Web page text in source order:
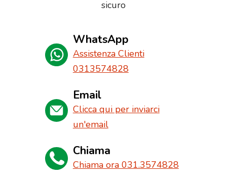
sicuro
WhatsApp
Assistenza Clienti
0313574828
Email
Clicca qui per inviarci
un'email
Chiama
Chiama ora 031.3574828